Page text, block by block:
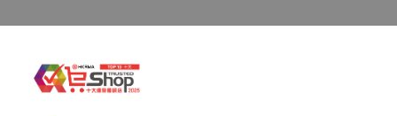
肝功能
三、免責聲明